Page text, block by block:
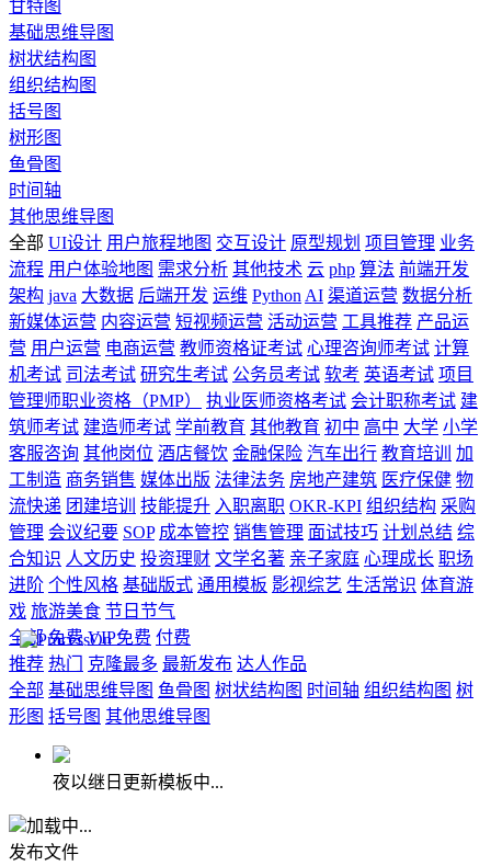
甘特图
基础思维导图
树状结构图
组织结构图
括号图
树形图
鱼骨图
时间轴
其他思维导图
全部 UI设计 用户旅程地图 交互设计 原型规划 项目管理 业务
流程 用户体验地图 需求分析 其他技术 云 php 算法 前端开发
架构 java 大数据 后端开发 运维 Python AI 渠道运营 数据分析
新媒体运营 内容运营 短视频运营 活动运营 工具推荐 产品运
营 用户运营 电商运营 教师资格证考试 心理咨询师考试 计算
机考试 司法考试 研究生考试 公务员考试 软考 英语考试 项目
管理师职业资格（PMP）
执业医师资格考试 会计职称考试 建
筑师考试 建造师考试 学前教育 其他教育 初中 高中 大学 小学
客服咨询 其他岗位 酒店餐饮 金融保险 汽车出行 教育培训
加
工制造 商务销售 媒体出版 法律法务 房地产建筑 医疗保健 物
流快递 团建培训 技能提升 入职离职 OKR-KPI 组织结构 采购
管理 会议纪要 SOP 成本管控 销售管理 面试技巧 计划总结 综
合知识 人文历史 投资理财 文学名著 亲子家庭 心理成长 职场
进阶 个性风格 基础版式 通用模板 影视综艺 生活常识 体育游
戏 旅游美食 节日节气
全部 免费 VIP免费 付费
推荐 热门 克隆最多 最新发布 达人作品
全部 基础思维导图 鱼骨图 树状结构图 时间轴 组织结构图 树
形图 括号图 其他思维导图
夜以继日更新模板中...
加载中...
发布文件